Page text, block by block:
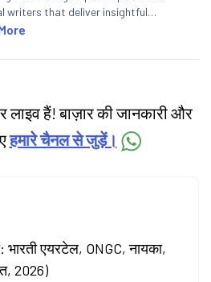
writers that deliver insightful
the stock market, IPO, economy,
लाइव हैं! बाज़ार की जानकारी और
हमारे चैनल से जुड़ें।
एयरटेल, ONGC, नायका,
2026)